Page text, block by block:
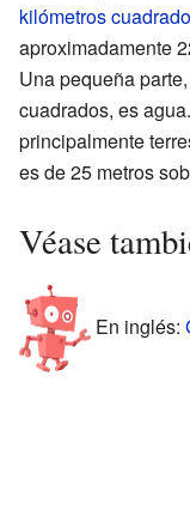
kilómetros
aproximadamente
Una pequeña
cuadrados, es
principalmente
es de 25 metros
Véase
En inglés: